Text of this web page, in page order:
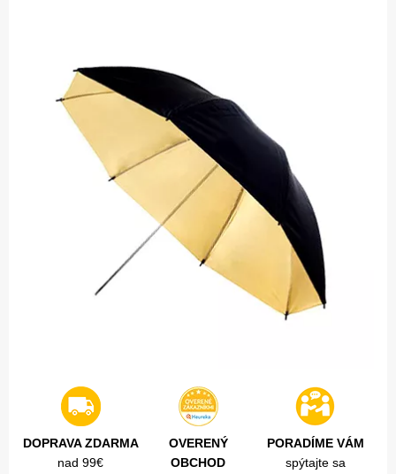
DOPRAVA ZDARMA
nad 99€
OVERENÝ
OBCHOD
PORADÍME VÁM
spýtajte sa